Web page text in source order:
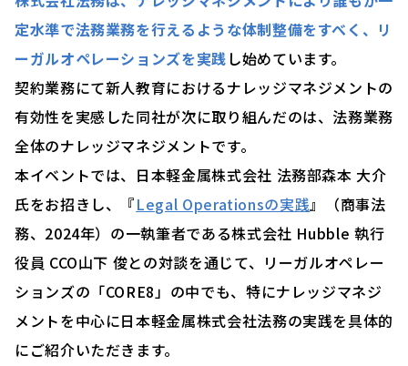
定水準で法務業務を行えるような体制整備をすべく、リ
ーガルオペレーションズを実践 し始めています。
契約業務にて新人教育におけるナレッジマネジメントの
有効性を実感した同社が次に取り組んだのは、法務業務
全体のナレッジマネジメントです。
本イベントでは、日本軽金属株式会社 法務部森本 大介
氏をお招きし、『Legal Operationsの実践』（商事法
務、2024年）の一執筆者である株式会社 Hubble 執行
役員 CCO山下 俊との対談を通じて、リーガルオペレー
ションズの「CORE8」の中でも、特にナレッジマネジ
メントを中心に日本軽金属株式会社法務の実践を具体的
にご紹介いただきます。